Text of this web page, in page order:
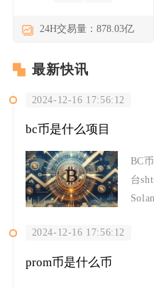
24H交易量：878.03亿
最新快讯
2024-12-16 17:56:12
bc币是什么项目
BC
台
Solan
2024-12-16 17:56:12
prom币是什么币